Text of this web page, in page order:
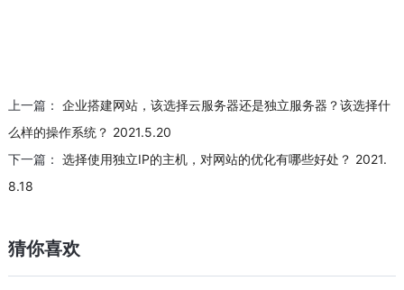
上一篇： 企业搭建网站，该选择云服务器还是独立服务器？该选择什
么样的操作系统？ 2021.5.20
下一篇： 选择使用独立IP的主机，对网站的优化有哪些好处？ 2021.
8.18
猜你喜欢